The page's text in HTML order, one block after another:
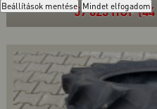
Beállítások mentése Mindet elfogadom
57 023 HUF